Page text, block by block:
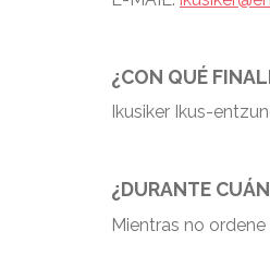
¿CON QUÉ
Ikusiker Ikus-
¿DURANTE
Mientras no